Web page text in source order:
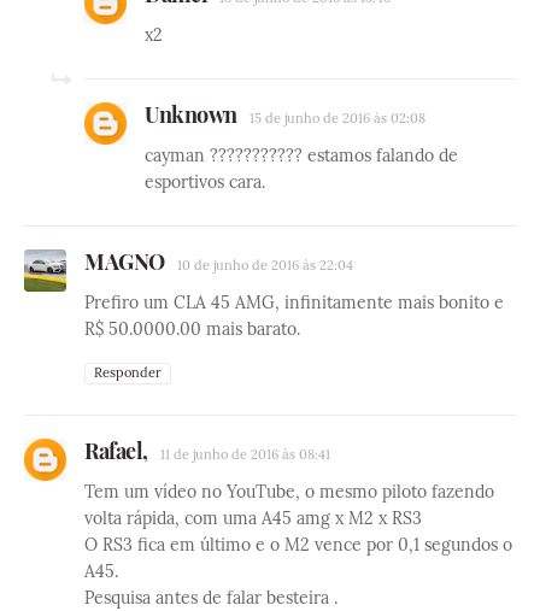
x2
Unknown 15 de junho de 2016 às 02:08
cayman ??????????? estamos falando de
esportivos cara.
MAGNO 10 de junho de 2016 às 22:04
Prefiro um CLA 45 AMG, infinitamente mais bonito e
R$ 50.0000.00 mais barato.
Responder
Rafael, 11 de junho de 2016 às 08:41
Tem um vídeo no YouTube, o mesmo piloto fazendo
volta rápida, com uma A45 amg x M2 x RS3
O RS3 fica em último e o M2 vence por 0,1 segundos o
A45.
Pesquisa antes de falar besteira .